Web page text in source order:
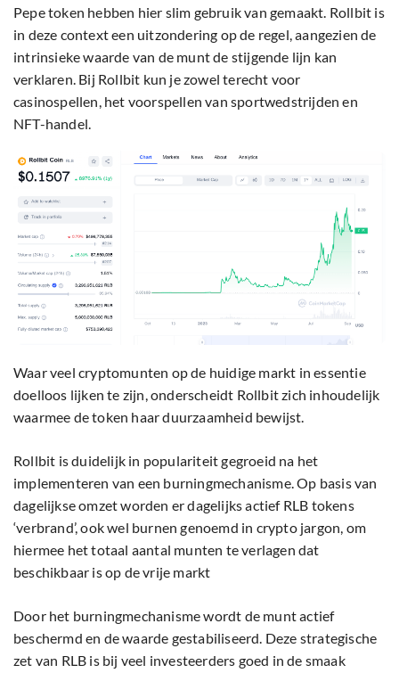
Pepe token hebben hier slim gebruik van gemaakt. Rollbit is
in deze context een uitzondering op de regel, aangezien de
intrinsieke waarde van de munt de stijgende lijn kan
verklaren. Bij Rollbit kun je zowel terecht voor
casinospellen, het voorspellen van sportwedstrijden en
NFT-handel.
Waar veel cryptomunten op de huidige markt in essentie
doelloos lijken te zijn, onderscheidt Rollbit zich inhoudelijk
waarmee de token haar duurzaamheid bewijst.
Rollbit is duidelijk in populariteit gegroeid na het
implementeren van een burningmechanisme. Op basis van
dagelijkse omzet worden er dagelijks actief RLB tokens
‘verbrand’, ook wel burnen genoemd in crypto jargon, om
hiermee het totaal aantal munten te verlagen dat
beschikbaar is op de vrije markt
Door het burningmechanisme wordt de munt actief
beschermd en de waarde gestabiliseerd. Deze strategische
zet van RLB is bij veel investeerders goed in de smaak